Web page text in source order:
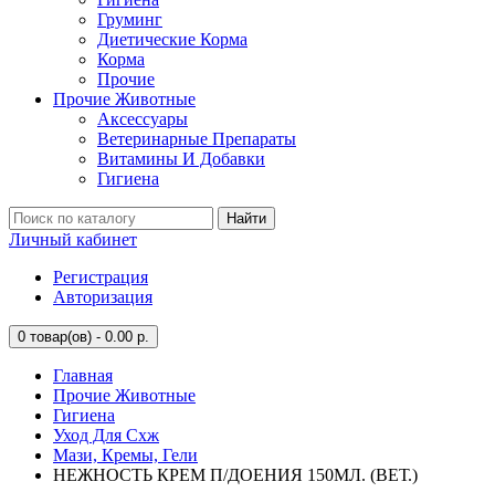
Груминг
Диетические Корма
Корма
Прочие
Прочие Животные
Аксессуары
Ветеринарные Препараты
Витамины И Добавки
Гигиена
Найти
Личный кабинет
Регистрация
Авторизация
0 товар(ов) - 0.00 р.
Главная
Прочие Животные
Гигиена
Уход Для Схж
Мази, Кремы, Гели
НЕЖНОСТЬ КРЕМ П/ДОЕНИЯ 150МЛ. (ВЕТ.)